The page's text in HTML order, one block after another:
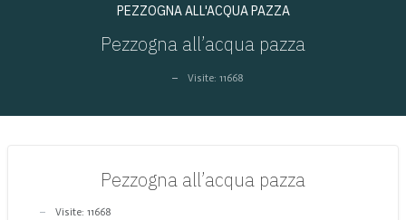
PEZZOGNA ALL'ACQUA PAZZA
Pezzogna all’acqua pazza
Visite: 11668
Pezzogna all’acqua pazza
Visite: 11668